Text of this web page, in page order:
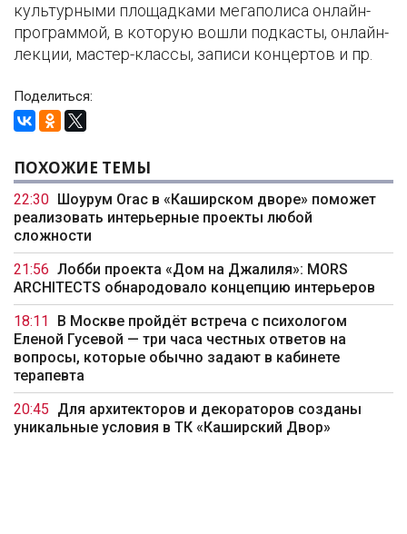
культурными площадками мегаполиса онлайн-
программой, в которую вошли подкасты, онлайн-
лекции, мастер-классы, записи концертов и пр.
Поделиться:
ПОХОЖИЕ ТЕМЫ
22:30
Шоурум Orac в «Каширском дворе» поможет
реализовать интерьерные проекты любой
сложности
21:56 Лобби проекта «Дом на Джалиля»: MORS
ARCHITECTS обнародовало концепцию интерьеров
18:11
В Москве пройдёт встреча с психологом
Еленой Гусевой — три часа честных ответов на
вопросы, которые обычно задают в кабинете
терапевта
20:45 Для архитекторов и декораторов созданы
уникальные условия в ТК «Каширский Двор»